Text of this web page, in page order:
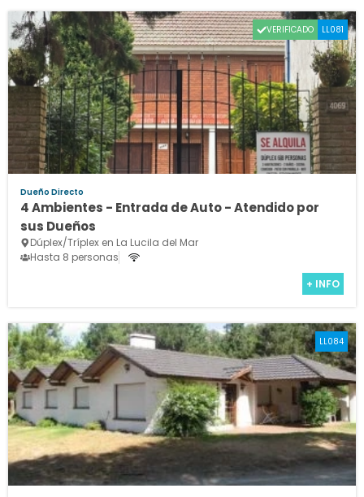
VERIFICADO LL081
Dueño Directo
4 Ambientes - Entrada de Auto - Atendido por
sus Dueños
Dúplex/Tríplex en La Lucila del Mar
Hasta 8 personas
+ INFO
LL084